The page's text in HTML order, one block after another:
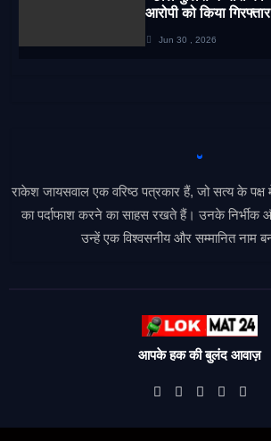
आरोपी को किया
Jun 30 , 2026
राकेश जायसवाल एक वरिष्ठ पत्रकार हैं, जो सत्य के
का पर्दाफाश करने का साहस रखते हैं। उनके निर्भीक
उन्हें एक विश्वसनीय और सम्मानित नाम
आपके हक की बुलंद आवाज़